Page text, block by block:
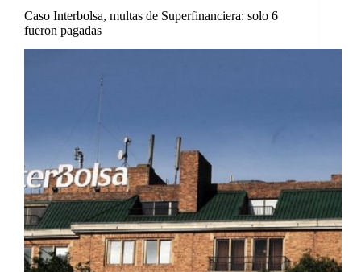
Caso Interbolsa, multas de Superfinanciera: solo 6
fueron pagadas